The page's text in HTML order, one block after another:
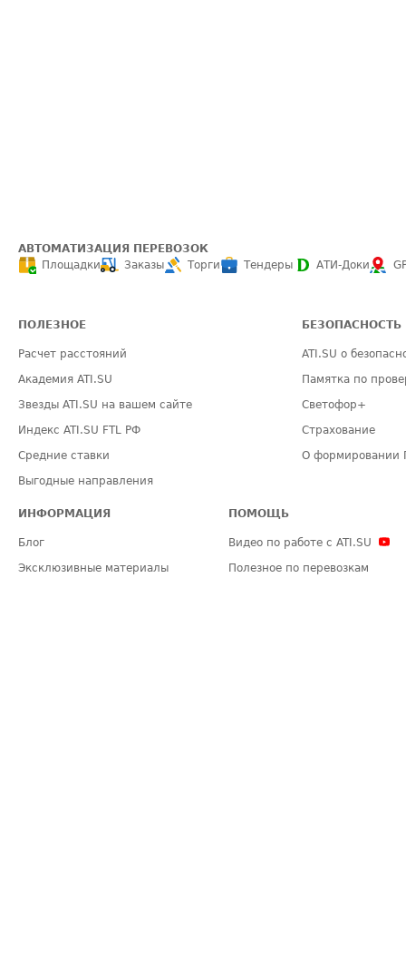
АВТОМАТИЗАЦИЯ ПЕРЕВОЗОК
Площадки
Заказы Торги Тендеры АТИ-Доки
ПОЛЕЗНОЕ
Расчет расстояний
Академия ATI.SU
Звезды ATI.SU на вашем сайте
Индекс ATI.SU FTL РФ
Средние ставки
Выгодные направления
БЕЗОПАСНОСТЬ
ATI.SU о
Памятка по
Светофор+
Страхование
О формировании
ИНФОРМАЦИЯ
Блог
Эксклюзивные материалы
ПОМОЩЬ
Видео по работе с ATI.SU
Полезное по перевозкам